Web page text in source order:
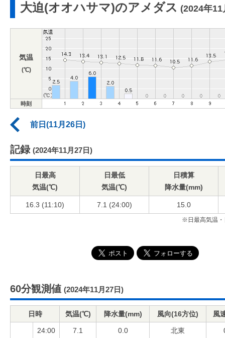
大迫(オオハサマ)のアメダス (2024年11
気温
(℃)
時刻
前日(11月26日)
記録 (2024年11月27日)
日最高
気温(℃)
日最低
気温(℃)
日積算
降水量(mm)
16.3 (11:10) 7.1 (24:00) 15.0
※日最高気温・
60分観測値 (2024年11月27日)
日時 気温(℃) 降水量(mm) 風向(16方位) 風
24:00 7.1 0.0 北東